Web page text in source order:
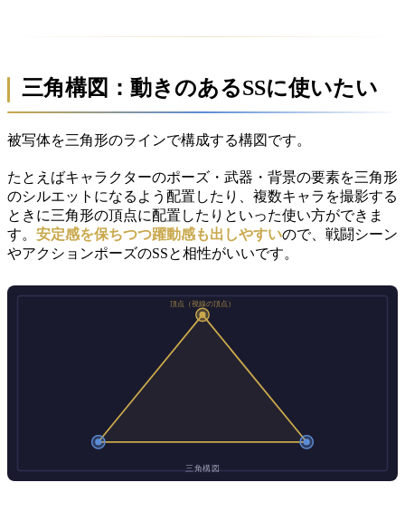
三角構図：動きのあるSSに使いたい
被写体を三角形のラインで構成する構図です。
たとえばキャラクターのポーズ・武器・背景の要素を三角形
のシルエットになるよう配置したり、複数キャラを撮影する
ときに三角形の頂点に配置したりといった使い方ができま
す。 安定感を保ちつつ躍動感も出しやすいので、戦闘シーン
やアクションポーズのSSと相性がいいです。